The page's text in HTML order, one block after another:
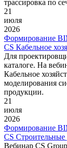
трассировка по
21
июля
2026
Формирование
CS Кабельное
Для
каталоге. На
Кабельное
моделирования
продукции.
21
июля
2026
Формирование
CS
Вебинар CS